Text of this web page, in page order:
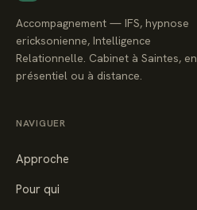
Accompagnement — IFS, hypnose
ericksonienne, Intelligence
Relationnelle. Cabinet à Saintes, en
présentiel ou à distance.
NAVIGUER
Approche
Pour qui